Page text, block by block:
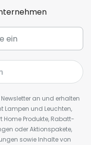
an und erhalten
Lampen und Leuchten,
Produkte, Rabatt-
oder Aktionspakete,
sowie Inhalte von